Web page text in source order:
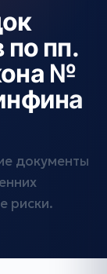
по пп.
№
документы
риски.